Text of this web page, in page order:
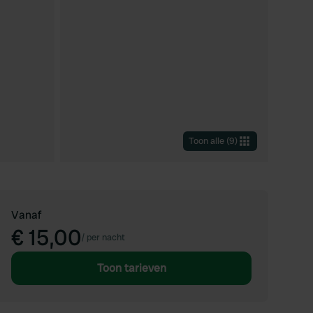
Toon alle (9)
Vanaf
€ 15,00/ per nacht
Toon tarieven